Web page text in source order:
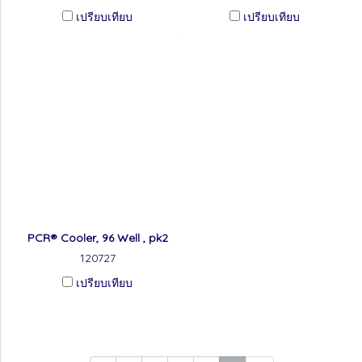
เปรียบเทียบ
เปรียบเทียบ
PCR® Cooler, 96 Well , pk2
120727
เปรียบเทียบ